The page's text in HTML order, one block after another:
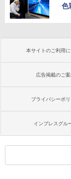
色
本サイトのご利用
広告掲載のご案
プライバシーポ
インプレスグル